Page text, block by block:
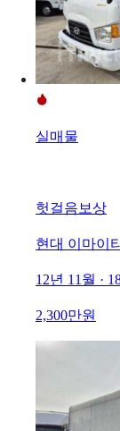
실매물
헛걸음보상
현대 이마이
12년 11월 ·
2,300만원